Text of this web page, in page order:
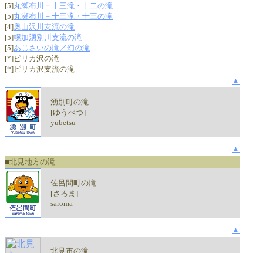
[5]丸瀬布川－十三滝・十二の滝
[5]丸瀬布川－十三滝・十三の滝
[4]奥山沢川支流の滝
[5]幌加湧別川支流の滝
[5]あじさいの滝／幻の滝
[*]ピリカ沢の滝
[*]ピリカ沢支流の滝
▲
湧別町の滝
[ゆうべつ]
yubetsu
▲
■北見地方の滝
佐呂間町の滝
[さろま]
saroma
▲
北見市の滝